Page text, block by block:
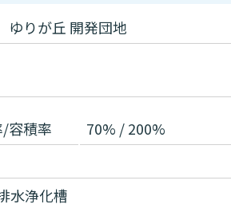
りが丘 開発団地
容積率
70% / 200%
水浄化槽